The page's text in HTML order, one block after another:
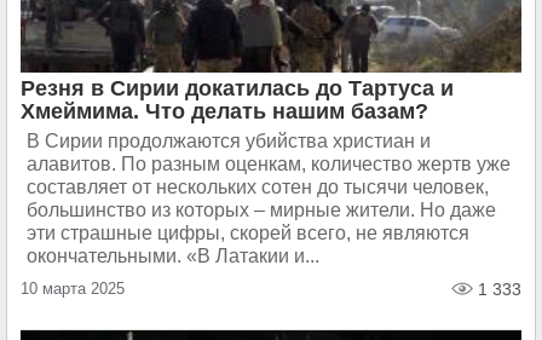
Резня в Сирии докатилась до Тартуса и
Хмеймима. Что делать нашим базам?
В Сирии продолжаются убийства христиан и
алавитов. По разным оценкам, количество жертв уже
составляет от нескольких сотен до тысячи человек,
большинство из которых – мирные жители. Но даже
эти страшные цифры, скорей всего, не являются
окончательными. «В Латакии и...
10 марта 2025 1 333